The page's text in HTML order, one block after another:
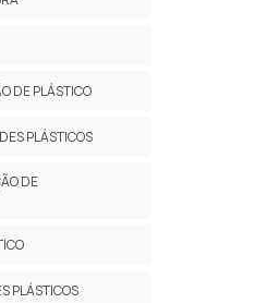
DE PLÁSTICO
PLÁSTICOS
DE
PLÁSTICOS